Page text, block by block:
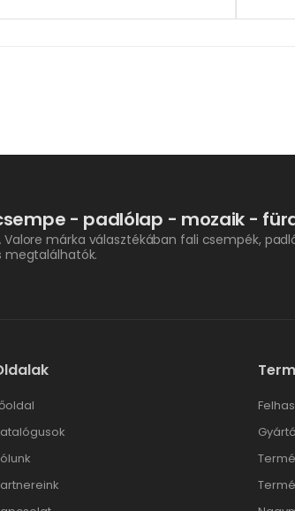
- padlólap - mozaik -
Valore márka választékában fali csempék,
megtalálhatók.